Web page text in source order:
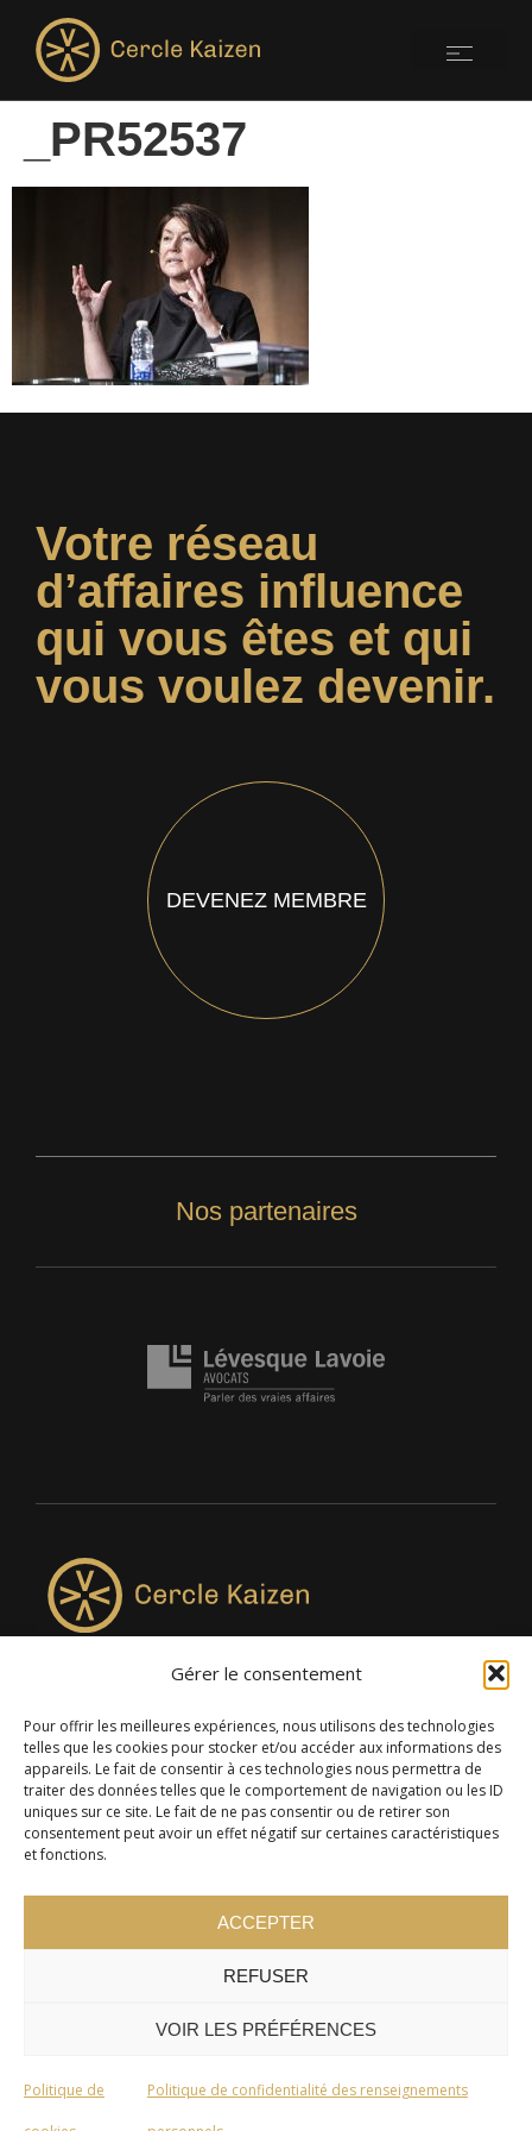
Gérer le consentement
Pour offrir les meilleures expériences, nous utilisons des technologies
telles que les cookies pour stocker et/ou accéder aux informations des
appareils. Le fait de consentir à ces technologies nous permettra de
traiter des données telles que le comportement de navigation ou les ID
uniques sur ce site. Le fait de ne pas consentir ou de retirer son
consentement peut avoir un effet négatif sur certaines caractéristiques
et fonctions.
ACCEPTER
REFUSER
VOIR LES PRÉFÉRENCES
Politique de Politique de confidentialité des renseignements
_PR52537
Votre réseau
d’affaires influence
qui vous êtes et qui
vous voulez devenir.
DEVENEZ MEMBRE
Nos partenaires
4957, rue Lionel-Groulx, bureau 819, Saint-Augustin-de-
Desmaures QC G3A 0M7
© 2024 Cercle Kaizen. Tous droits réservés -